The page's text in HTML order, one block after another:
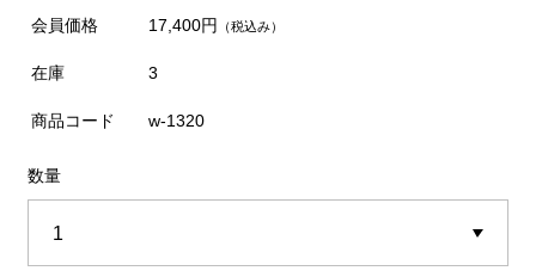
会員価格 17,400円 （税込み）
在庫 3
商品コード w-1320
数量